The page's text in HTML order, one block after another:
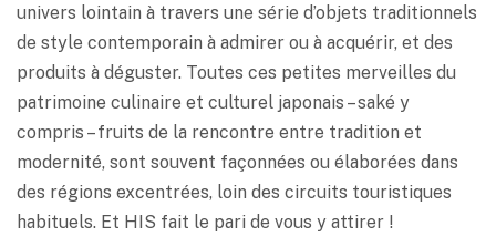
univers lointain à travers une série d’objets traditionnels
de style contemporain à admirer ou à acquérir, et des
produits à déguster. Toutes ces petites merveilles du
patrimoine culinaire et culturel japonais – saké y
compris – fruits de la rencontre entre tradition et
modernité, sont souvent façonnées ou élaborées dans
des régions excentrées, loin des circuits touristiques
habituels. Et HIS fait le pari de vous y attirer !